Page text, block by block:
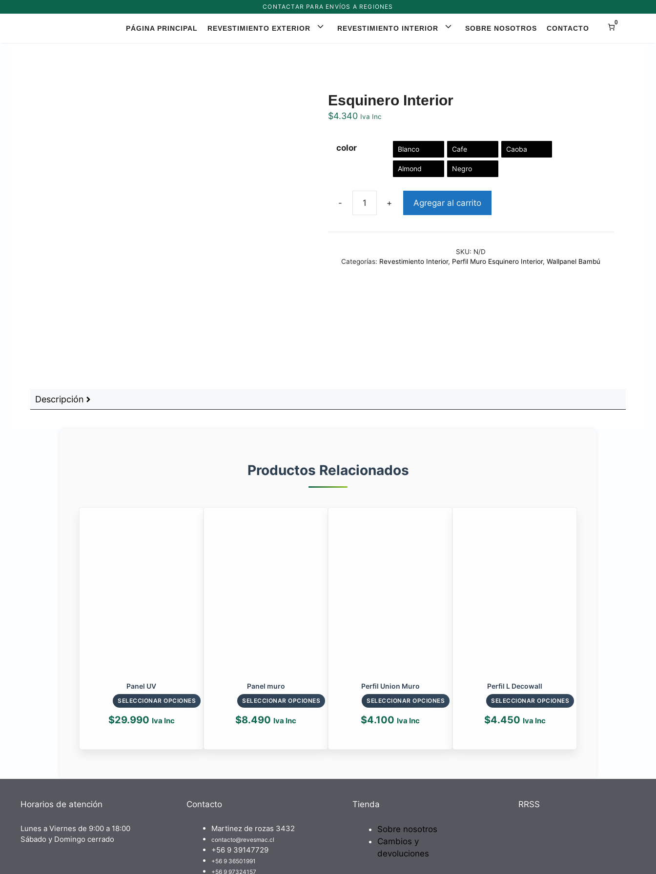
CONTACTAR PARA ENVÍOS A REGIONES
PÁGINA PRINCIPAL REVESTIMIENTO EXTERIOR REVESTIMIENTO INTERIOR SOBRE NOSOTROS CONTACTO
0
Esquinero Interior
$4.340 Iva Inc
color Blanco Cafe Caoba
Almond Negro
Esquinero
cantidad
Agregar al carrito
SKU: N/D
Categorías: Revestimiento Interior, Perfil Muro Esquinero Interior,Wallpanel Bambú
Descripción
Productos Relacionados
Panel UV
$29.990 Iva Inc
SELECCIONAR OPCIONES
Panel muro
$8.490 Iva Inc
SELECCIONAR OPCIONES
Perfil Union Muro
$4.100 Iva Inc
SELECCIONAR OPCIONES
Perfil L Decowall
$4.450 Iva Inc
SELECCIONAR OPCIONES
Horarios de atención
Lunes a Viernes de 9:00 a 18:00
Sábado y Domingo cerrado
Contacto
Martinez de rozas 3432
contacto@revesmac.cl
+56 9 39147729
+56 9 36501991
+56 9 97324157
Tienda
Sobre nosotros
Cambios y
devoluciones
RRSS